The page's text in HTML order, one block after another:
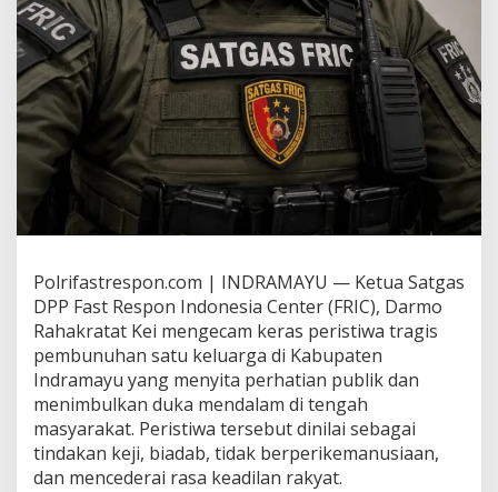
Polrifastrespon.com | INDRAMAYU — Ketua Satgas
DPP Fast Respon Indonesia Center (FRIC), Darmo
Rahakratat Kei mengecam keras peristiwa tragis
pembunuhan satu keluarga di Kabupaten
Indramayu yang menyita perhatian publik dan
menimbulkan duka mendalam di tengah
masyarakat. Peristiwa tersebut dinilai sebagai
tindakan keji, biadab, tidak berperikemanusiaan,
dan mencederai rasa keadilan rakyat.